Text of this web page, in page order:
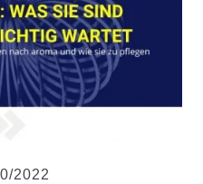
2022